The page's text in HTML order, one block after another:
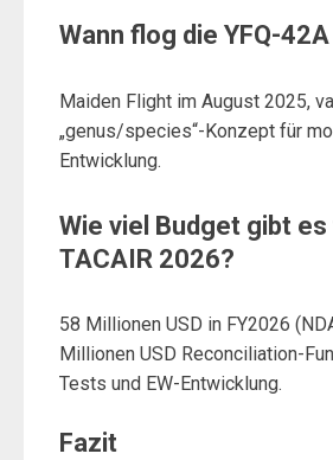
Wann flog die YFQ-
Maiden Flight im August 2025,
„genus/species“-Konzept für
Entwicklung.
Wie viel Budget gibt es
TACAIR 2026?
58 Millionen USD in FY2026
Millionen USD Reconciliation-
Tests und EW-Entwicklung.
Fazit